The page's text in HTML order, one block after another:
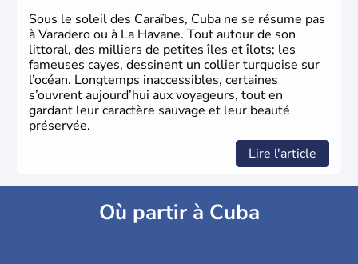
Sous le soleil des Caraïbes, Cuba ne se résume pas
à Varadero ou à La Havane. Tout autour de son
littoral, des milliers de petites îles et îlots; les
fameuses cayes, dessinent un collier turquoise sur
l’océan. Longtemps inaccessibles, certaines
s’ouvrent aujourd’hui aux voyageurs, tout en
gardant leur caractère sauvage et leur beauté
préservée.
Lire l'article
Où partir à Cuba